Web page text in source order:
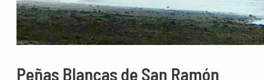
Peñas Blancas de San Ramón